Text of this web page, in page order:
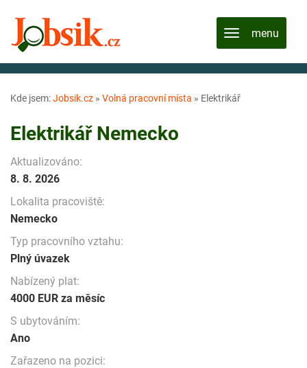
Kde jsem:Jobsik.cz » Volná pracovní místa » Elektrikář
Elektrikář Nemecko
Aktualizováno:
8. 8. 2026
Lokalita pracoviště:
Nemecko
Typ pracovního vztahu:
Plný úvazek
Nabízený plat:
4000 EUR za měsíc
S ubytováním:
Ano
Zařazeno na pozici: